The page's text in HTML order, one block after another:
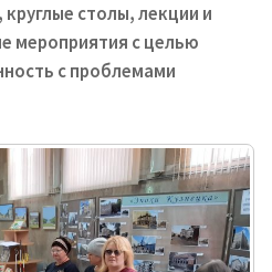
столы, лекции и
мероприятия с целью
с проблемами